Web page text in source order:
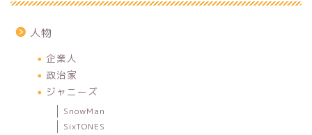
人物
企業人
政治家
ジャニーズ
SnowMan
SixTONES